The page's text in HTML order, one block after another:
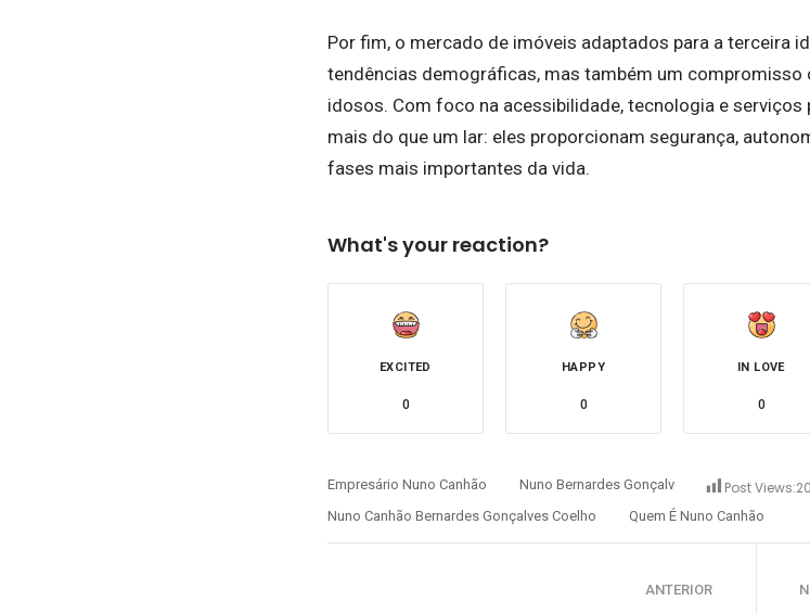
Por fim, o mercado de imóveis adaptados para a terceira
tendências demográficas, mas também um compromisso
idosos. Com foco na acessibilidade, tecnologia e
mais do que um lar: eles proporcionam segurança,
fases mais importantes da vida.
Post Views:
What's your reaction?
EXCITED
0
HAPPY
0
IN LOVE
0
Empresário Nuno Canhão Nuno Bernardes Gonçalves
Nuno Canhão
Nuno Canhão Bernardes Gonçalves Coelho
Quem É Nuno Canhão
ANTERIOR